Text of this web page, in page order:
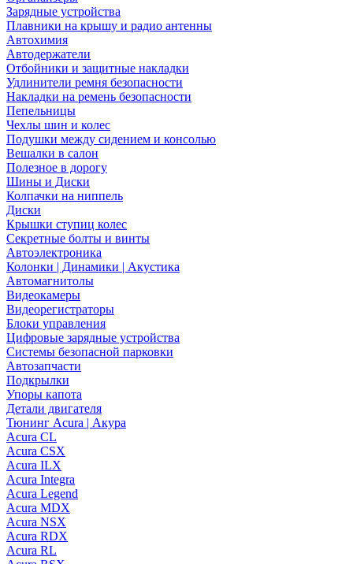
Зарядные устройства
Плавники на крышу и радио антенны
Автохимия
Автодержатели
Отбойники и защитные накладки
Удлинители ремня безопасности
Накладки на ремень безопасности
Пепельницы
Чехлы шин и колес
Подушки между сидением и консолью
Вешалки в салон
Полезное в дорогу
Шины и Диски
Колпачки на ниппель
Диски
Крышки ступиц колес
Секретные болты и винты
Автоэлектроника
Колонки | Динамики | Акустика
Автомагнитолы
Видеокамеры
Видеорегистраторы
Блоки управления
Цифровые зарядные устройства
Системы безопасной парковки
Автозапчасти
Подкрылки
Упоры капота
Детали двигателя
Тюнинг Acura | Акура
Acura CL
Acura CSX
Acura ILX
Acura Integra
Acura Legend
Acura MDX
Acura NSX
Acura RDX
Acura RL